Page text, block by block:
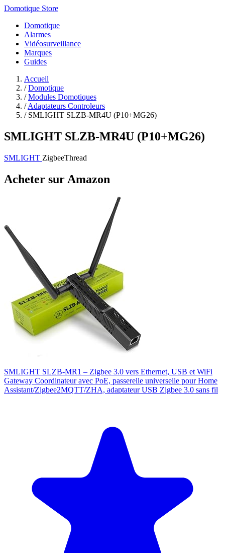
Domotique Store
Domotique
Alarmes
Vidéosurveillance
Marques
Guides
Accueil
/ Domotique
/ Modules Domotiques
/ Adaptateurs Controleurs
/ SMLIGHT SLZB-MR4U (P10+MG26)
SMLIGHT SLZB-MR4U (P10+MG26)
SMLIGHT ZigbeeThread
Acheter sur Amazon
SMLIGHT SLZB-MR1 – Zigbee 3.0 vers Ethernet, USB et WiFi
Gateway Coordinateur avec PoE, passerelle universelle pour Home
Assistant/Zigbee2MQTT/ZHA, adaptateur USB Zigbee 3.0 sans fil